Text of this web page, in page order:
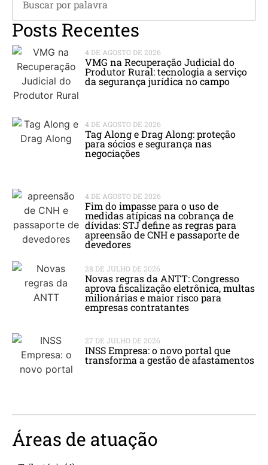
Posts Recentes
4 DE AGOSTO DE 2026
VMG na Recuperação Judicial do
Produtor Rural: tecnologia a serviço
da segurança jurídica no campo
4 DE AGOSTO DE 2026
Tag Along e Drag Along: proteção
para sócios e segurança nas
negociações
4 DE AGOSTO DE 2026
Fim do impasse para o uso de
medidas atípicas na cobrança de
dívidas: STJ define as regras para
apreensão de CNH e passaporte de
devedores
28 DE JULHO DE 2026
Novas regras da ANTT: Congresso
aprova fiscalização eletrônica, multas
milionárias e maior risco para
empresas contratantes
27 DE JULHO DE 2026
INSS Empresa: o novo portal que
transforma a gestão de afastamentos
Áreas de atuação